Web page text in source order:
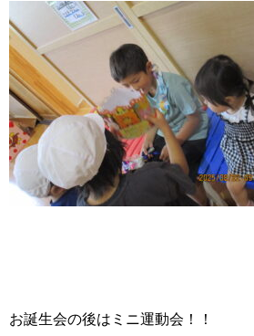
お誕生会の後はミニ運動会！！